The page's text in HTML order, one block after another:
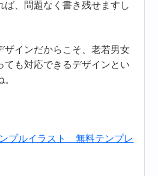
ば、問題なく書き残せますし
ザインだからこそ、老若男女
ても対応できるデザインとい
ルイラスト 無料テンプレ